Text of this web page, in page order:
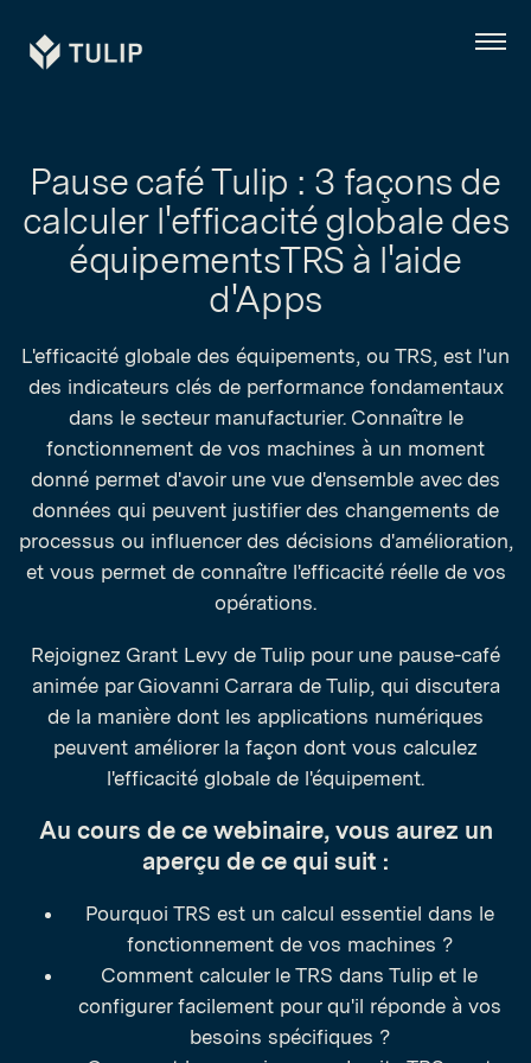
Tulip Menu
Pause café Tulip : 3 façons de
calculer l'efficacité globale des
équipementsTRS à l'aide
d'Apps
L'efficacité globale des équipements, ou TRS, est l'un
des indicateurs clés de performance fondamentaux
dans le secteur manufacturier. Connaître le
fonctionnement de vos machines à un moment
donné permet d'avoir une vue d'ensemble avec des
données qui peuvent justifier des changements de
processus ou influencer des décisions d'amélioration,
et vous permet de connaître l'efficacité réelle de vos
opérations.
Rejoignez Grant Levy de Tulip pour une pause-café
animée par Giovanni Carrara de Tulip, qui discutera
de la manière dont les applications numériques
peuvent améliorer la façon dont vous calculez
l'efficacité globale de l'équipement.
Au cours de ce webinaire, vous aurez un
aperçu de ce qui suit :
Pourquoi TRS est un calcul essentiel dans le
fonctionnement de vos machines ?
Comment calculer le TRS dans Tulip et le
configurer facilement pour qu'il réponde à vos
besoins spécifiques ?